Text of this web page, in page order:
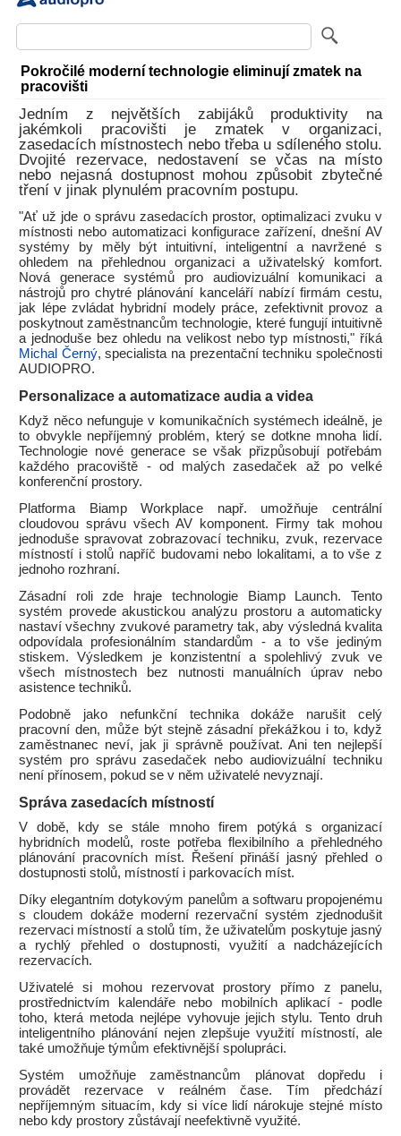
Pokročilé moderní technologie eliminují zmatek na
pracovišti
Jedním z největších zabijáků produktivity na
jakémkoli pracovišti je zmatek v organizaci,
zasedacích místnostech nebo třeba u sdíleného stolu.
Dvojité rezervace, nedostavení se včas na místo
nebo nejasná dostupnost mohou způsobit zbytečné
tření v jinak plynulém pracovním postupu.
"Ať už jde o správu zasedacích prostor, optimalizaci zvuku v
místnosti nebo automatizaci konfigurace zařízení, dnešní AV
systémy by měly být intuitivní, inteligentní a navržené s
ohledem na přehlednou organizaci a uživatelský komfort.
Nová generace systémů pro audiovizuální komunikaci a
nástrojů pro chytré plánování kanceláří nabízí firmám cestu,
jak lépe zvládat hybridní modely práce, zefektivnit provoz a
poskytnout zaměstnancům technologie, které fungují intuitivně
a jednoduše bez ohledu na velikost nebo typ místnosti," říká
Michal Černý, specialista na prezentační techniku společnosti
AUDIOPRO.
Personalizace a automatizace audia a videa
Když něco nefunguje v komunikačních systémech ideálně, je
to obvykle nepříjemný problém, který se dotkne mnoha lidí.
Technologie nové generace se však přizpůsobují potřebám
každého pracoviště - od malých zasedaček až po velké
konferenční prostory.
Platforma Biamp Workplace např. umožňuje centrální
cloudovou správu všech AV komponent. Firmy tak mohou
jednoduše spravovat zobrazovací techniku, zvuk, rezervace
místností i stolů napříč budovami nebo lokalitami, a to vše z
jednoho rozhraní.
Zásadní roli zde hraje technologie Biamp Launch. Tento
systém provede akustickou analýzu prostoru a automaticky
nastaví všechny zvukové parametry tak, aby výsledná kvalita
odpovídala profesionálním standardům - a to vše jediným
stiskem. Výsledkem je konzistentní a spolehlivý zvuk ve
všech místnostech bez nutnosti manuálních úprav nebo
asistence techniků.
Podobně jako nefunkční technika dokáže narušit celý
pracovní den, může být stejně zásadní překážkou i to, když
zaměstnanec neví, jak ji správně používat. Ani ten nejlepší
systém pro správu zasedaček nebo audiovizuální techniku
není přínosem, pokud se v něm uživatelé nevyznají.
Správa zasedacích místností
V době, kdy se stále mnoho firem potýká s organizací
hybridních modelů, roste potřeba flexibilního a přehledného
plánování pracovních míst. Řešení přináší jasný přehled o
dostupnosti stolů, místností i parkovacích míst.
Díky elegantním dotykovým panelům a softwaru propojenému
s cloudem dokáže moderní rezervační systém zjednodušit
rezervaci místností a stolů tím, že uživatelům poskytuje jasný
a rychlý přehled o dostupnosti, využití a nadcházejících
rezervacích.
Uživatelé si mohou rezervovat prostory přímo z panelu,
prostřednictvím kalendáře nebo mobilních aplikací - podle
toho, která metoda nejlépe vyhovuje jejich stylu. Tento druh
inteligentního plánování nejen zlepšuje využití místností, ale
také umožňuje týmům efektivnější spolupráci.
Systém umožňuje zaměstnancům plánovat dopředu i
provádět rezervace v reálném čase. Tím předchází
nepříjemným situacím, kdy si více lidí nárokuje stejné místo
nebo kdy prostory zůstávají neefektivně využité.